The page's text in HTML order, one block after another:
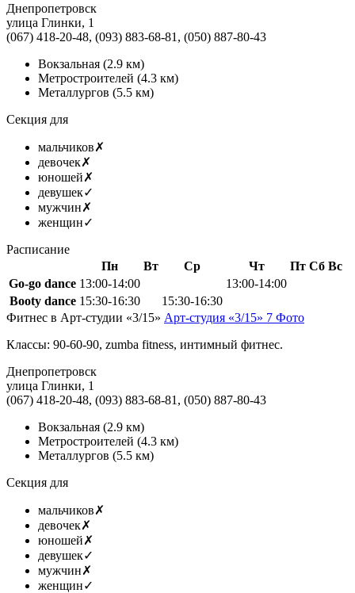
Днепропетровск
улица Глинки, 1
(067) 418-20-48, (093) 883-68-81, (050) 887-80-43
Вокзальная (2.9 км)
Метростроителей (4.3 км)
Металлургов (5.5 км)
Секция для
мальчиков✗
девочек✗
юношей✗
девушек✓
мужчин✗
женщин✓
Расписание
Пн
Вт Ср Чт Пт Сб Вс
Go-go dance 13:00-14:00
13:00-14:00
Booty dance 15:30-16:30
15:30-16:30
Фитнес в Арт-студии «3/15» Арт-студия «3/15» 7 Фото
Классы: 90-60-90, zumba fitness, интимный фитнес.
Днепропетровск
улица Глинки, 1
(067) 418-20-48, (093) 883-68-81, (050) 887-80-43
Вокзальная (2.9 км)
Метростроителей (4.3 км)
Металлургов (5.5 км)
Секция для
мальчиков✗
девочек✗
юношей✗
девушек✓
мужчин✗
женщин✓